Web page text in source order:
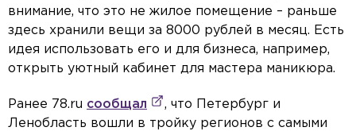
внимание, что это не жилое помещение – раньше
здесь хранили вещи за 8000 рублей в месяц. Есть
идея использовать его и для бизнеса, например,
открыть уютный кабинет для мастера маникюра.
Ранее 78.ru сообщал
, что Петербург и
Ленобласть вошли в тройку регионов с самыми